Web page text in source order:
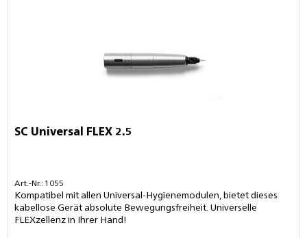
SC Universal FLEX 2.5
Art.-Nr.: 1055
Kompatibel mit allen Universal-Hygienemodulen, bietet dieses
kabellose Gerät absolute Bewegungsfreiheit. Universelle
FLEXzellenz in Ihrer Hand!